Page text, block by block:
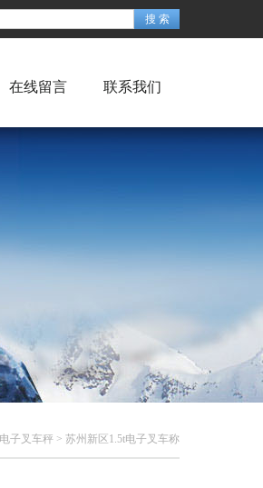
在线留言 联系我们
电子叉车秤 > 苏州新区1.5t电子叉车称